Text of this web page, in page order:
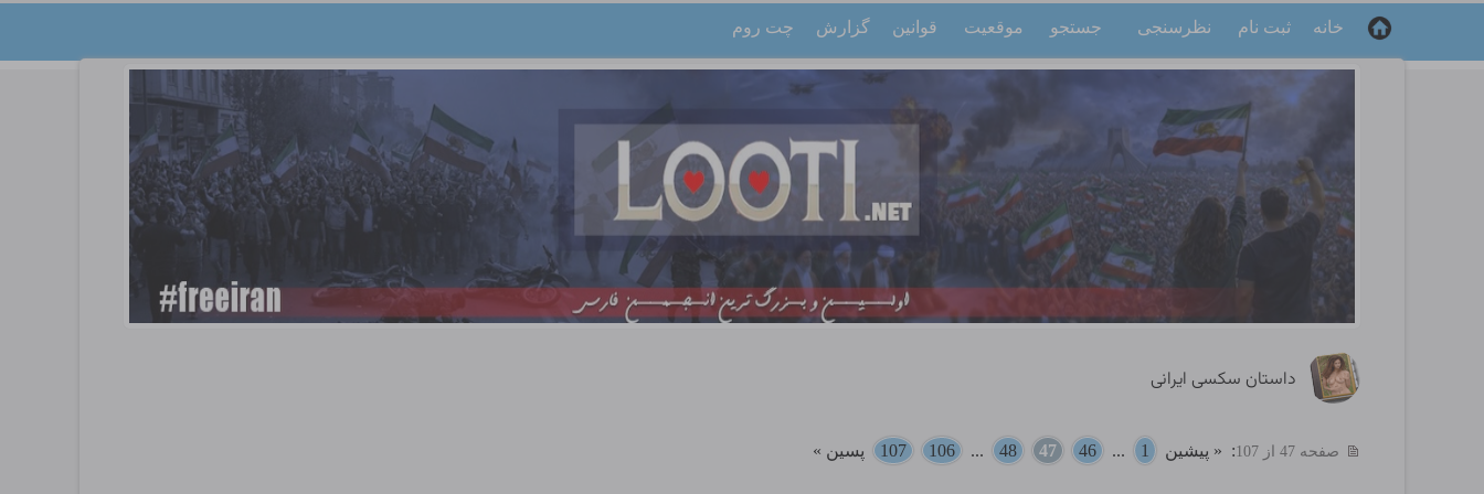
خانه ثبت نام نظرسنجی جستجو موقعیت قوانین گزارش چت روم
داستان سکسی ایرانی
صفحه 47 از 107 : « پیشین 1
...
46
47
48
...
106
107 پسین »